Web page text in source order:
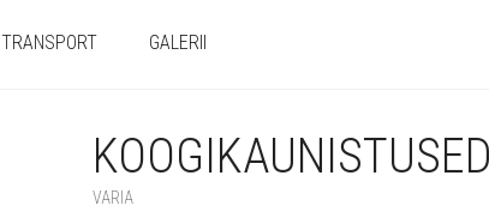
TRANSPORT GALERII
VARIA